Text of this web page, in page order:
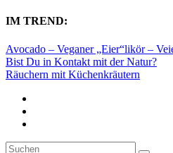
IM TREND:
Avocado – Veganer „Eier“likör –
Bist Du in Kontakt mit der Natur?
Räuchern mit Küchenkräutern